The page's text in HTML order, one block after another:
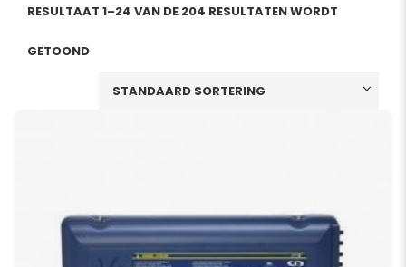
RESULTAAT 1–24 VAN DE 204 RESULTATEN WORDT
GETOOND